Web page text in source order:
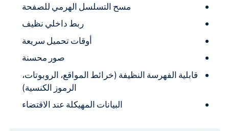
مسح التسلسل الهرمي للصفحة
ربط داخلي نظيف
أوقات تحميل سريعة
صور محسنة
قابلية الفهرسة النظيفة (خرائط المواقع، الروبوتات،
الرموز الكنسية)
البيانات المهيكلة عند الاقتضاء